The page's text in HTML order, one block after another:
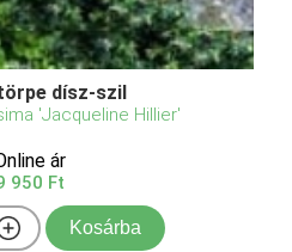
dísz-szil
'Jacqueline Hillier'
ár
950 Ft
Kosárba